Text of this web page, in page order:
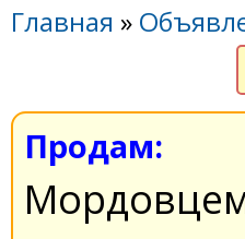
Главная »
Продам: